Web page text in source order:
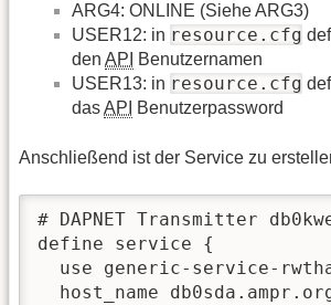
ARG4: ONLINE (Siehe ARG3)
USER12: in resource.cfg
den API
Benutzernamen
USER13: in resource.cfg
dasAPI Benutzerpassword
Anschließend ist der Service zu
# DAPNET Transmitter
define service {
use generic-service-
host_name